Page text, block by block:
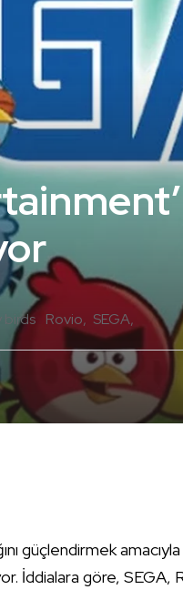
birds Rovio SEGA
güçlendirmek
İddialara göre,